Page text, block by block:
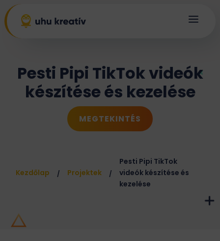
a
Pesti Pipi TikTok videók
készítése és kezelése
MEGTEKINTÉS
Kezdőlap / Projektek /
Pesti Pipi TikTok
videók készítése és
kezelése